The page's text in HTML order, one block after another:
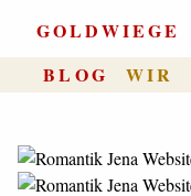
GOLDWIEGE
BLOG
WIR